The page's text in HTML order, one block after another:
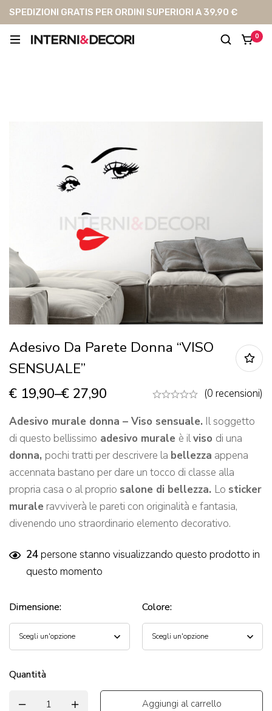
SPEDIZIONI GRATIS PER ORDINI SUPERIORI A 39,90 €
0
Adesivo Da Parete Donna “VISO
SENSUALE”
€ 19,90–€ 27,90
(0 recensioni)
Adesivo murale donna – Viso sensuale. Il soggetto
di questo bellissimo adesivo murale è ilviso di una
donna, pochi tratti per descrivere la bellezza appena
accennata bastano per dare un tocco di classe alla
propria casa o al proprio salone di bellezza. Lo sticker
murale ravviverà le pareti con originalità e fantasia,
divenendo uno straordinario elemento decorativo.
24persone stanno visualizzando questo prodotto in
questo momento
Dimensione: Colore:
Quantità
Aggiungi al carrello